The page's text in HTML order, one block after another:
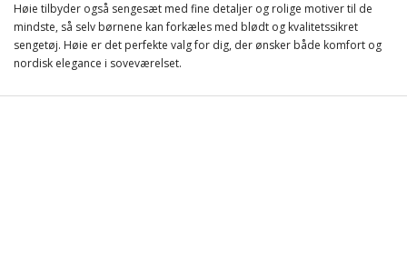
Høie tilbyder også sengesæt med fine detaljer og rolige motiver til de
mindste, så selv børnene kan forkæles med blødt og kvalitetssikret
sengetøj. Høie er det perfekte valg for dig, der ønsker både komfort og
nordisk elegance i soveværelset.